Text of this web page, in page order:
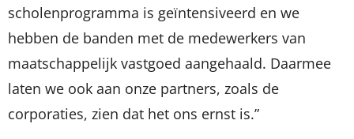
scholenprogramma is geïntensiveerd en we
hebben de banden met de medewerkers van
maatschappelijk vastgoed aangehaald. Daarmee
laten we ook aan onze partners, zoals de
corporaties, zien dat het ons ernst is.”